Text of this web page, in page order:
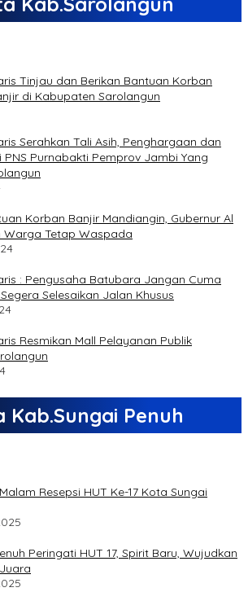
Tinjau dan Berikan Bantuan Korban
di Kabupaten Sarolangun
Serahkan Tali Asih, Penghargaan dan
PNS Purnabakti Pemprov Jambi Yang
Korban Banjir Mandiangin, Gubernur Al
Warga Tetap Waspada
: Pengusaha Batubara Jangan Cuma
Selesaikan Jalan Khusus
Resmikan Mall Pelayanan Publik
Kab.Sungai Penuh
Resepsi HUT Ke-17 Kota Sungai
Peringati HUT 17, Spirit Baru, Wujudkan